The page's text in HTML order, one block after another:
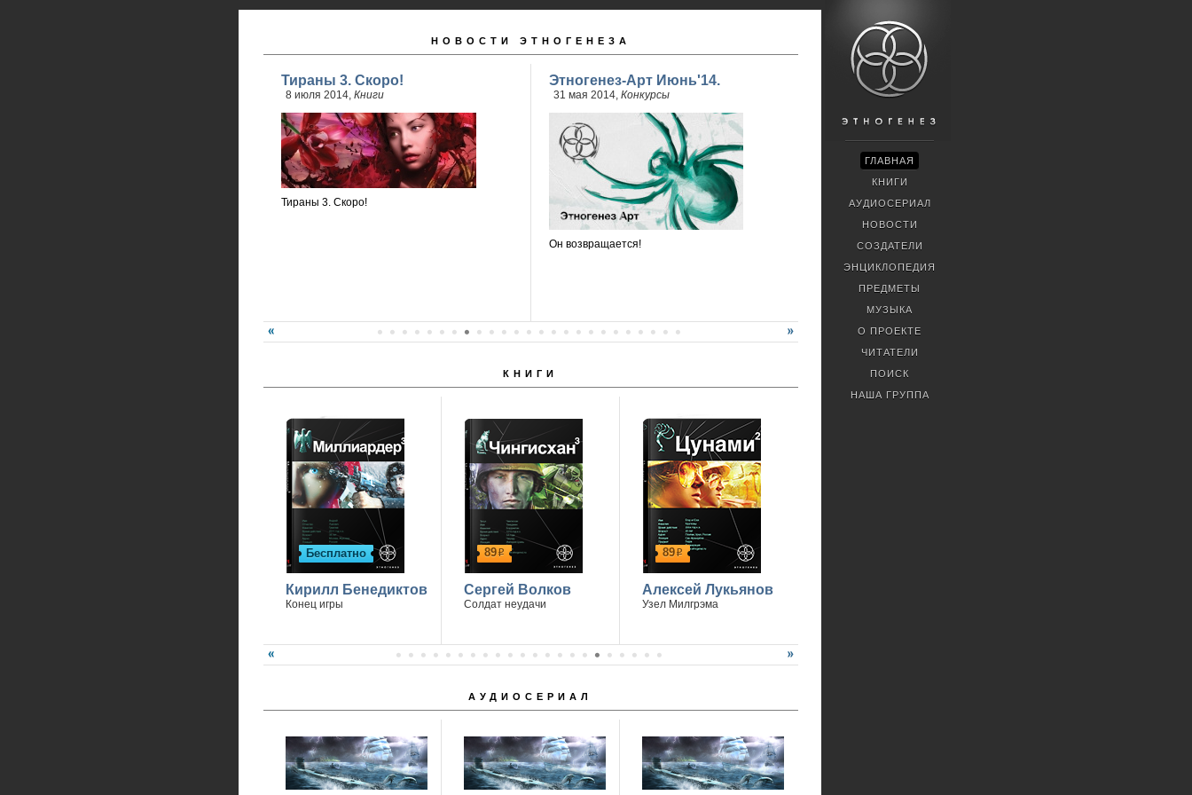
НОВОСТИ ЭТНОГЕНЕЗА
Тираны 3. Скоро!
8 июля 2014, Книги
Тираны 3. Скоро!
Этногенез-Арт Июнь'14.
31 мая 2014, Конкурсы
Он возвращается!
КНИГИ
Бесплатно
Кирилл Бенедиктов
Конец игры
89р
Сергей Волков
Солдат неудачи
89р
Алексей Лукьянов
Узел Милгрэма
АУДИОСЕРИАЛ
ГЛАВНАЯ
КНИГИ
АУДИОСЕРИАЛ
НОВОСТИ
СОЗДАТЕЛИ
ЭНЦИКЛОПЕДИЯ
ПРЕДМЕТЫ
МУЗЫКА
О ПРОЕКТЕ
ЧИТАТЕЛИ
ПОИСК
НАША ГРУППА